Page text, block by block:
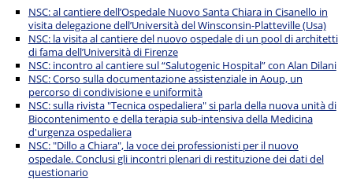
NSC: al cantiere dell’Ospedale Nuovo Santa Chiara in Cisanello in
visita delegazione dell’Università del Winsconsin-Platteville (Usa)
NSC: la visita al cantiere del nuovo ospedale di un pool di architetti
di fama dell’Università di Firenze
NSC: incontro al cantiere sul “Salutogenic Hospital” con Alan Dilani
NSC: Corso sulla documentazione assistenziale in Aoup, un
percorso di condivisione e uniformità
NSC: sulla rivista "Tecnica ospedaliera" si parla della nuova unità di
Biocontenimento e della terapia sub-intensiva della Medicina
d'urgenza ospedaliera
NSC: "Dillo a Chiara", la voce dei professionisti per il nuovo
ospedale. Conclusi gli incontri plenari di restituzione dei dati del
questionario